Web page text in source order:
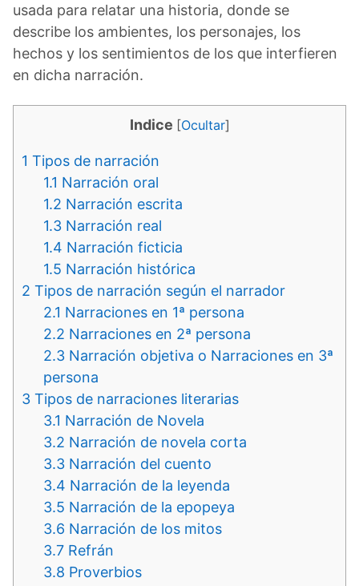
usada para relatar una historia, donde se
describe los ambientes, los personajes, los
hechos y los sentimientos de los que interfieren
en dicha narración.
Indice [Ocultar]
1 Tipos de narración
1.1 Narración oral
1.2 Narración escrita
1.3 Narración real
1.4 Narración ficticia
1.5 Narración histórica
2 Tipos de narración según el narrador
2.1 Narraciones en 1ª persona
2.2 Narraciones en 2ª persona
2.3 Narración objetiva o Narraciones en 3ª
persona
3 Tipos de narraciones literarias
3.1 Narración de Novela
3.2 Narración de novela corta
3.3 Narración del cuento
3.4 Narración de la leyenda
3.5 Narración de la epopeya
3.6 Narración de los mitos
3.7 Refrán
3.8 Proverbios